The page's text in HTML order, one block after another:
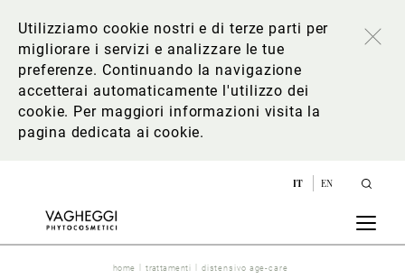
Utilizziamo cookie nostri e di terze parti per
migliorare i servizi e analizzare le tue
preferenze. Continuando la navigazione
accetterai automaticamente l'utilizzo dei
cookie. Per maggiori informazioni visita la
pagina dedicata ai cookie.
IT EN
home trattamenti distensivo age-care